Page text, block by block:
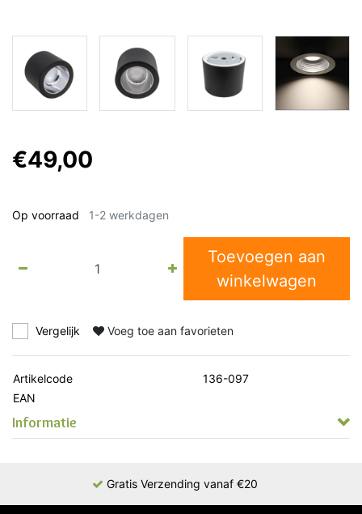
€49,00
Op voorraad 1-2 werkdagen
Toevoegen aan
winkelwagen
Vergelijk Voeg toe aan favorieten
Artikelcode
136-097
EAN
Informatie
Gratis Verzending vanaf €20